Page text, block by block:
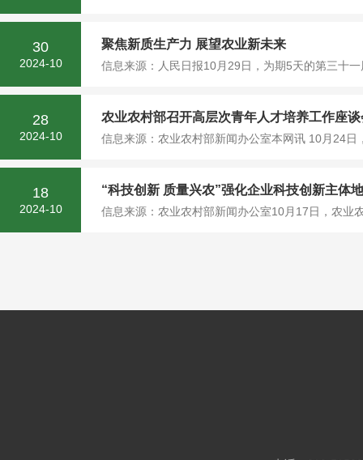
聚焦新质生产力 展望农业新未来
信息来源：人民日报10月29日，为期5天的第三十
30
2024-10
农业农村部召开高层次青年人才培养工作座
信息来源：农业农村部新闻办公室本网讯 10月24
28
2024-10
“科技创新 质量兴农”强化企业科技创新主体
信息来源：农业农村部新闻办公室10月17日，农业
18
2024-10